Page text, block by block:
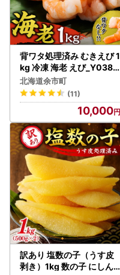
背ワタ処理済み むきえび 1
kg 冷凍 海老 えび_Y038-
0154
北海道余市町
(11)
10,000
訳あり 塩数の子（うす皮
剥き）1kg 数の子 にしん